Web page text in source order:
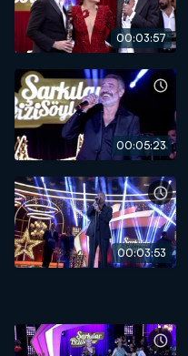
00:03:57
00:05:23
00:03:53